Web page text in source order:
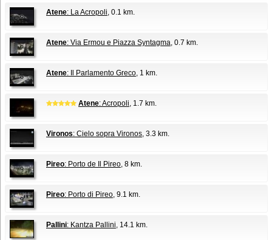
Atene: La Acropoli , 0.1 km.
Atene: Via Ermou e Piazza Syntagma , 0.7 km.
Atene: Il Parlamento Greco , 1 km.
Atene: Acropoli , 1.7 km.
Vironos: Cielo sopra Vironos , 3.3 km.
Pireo: Porto de Il Pireo , 8 km.
Pireo: Porto di Pireo , 9.1 km.
Pallini: Kantza Pallini , 14.1 km.